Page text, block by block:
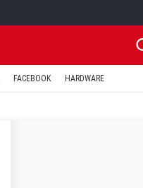
FACEBOOK HARDWARE